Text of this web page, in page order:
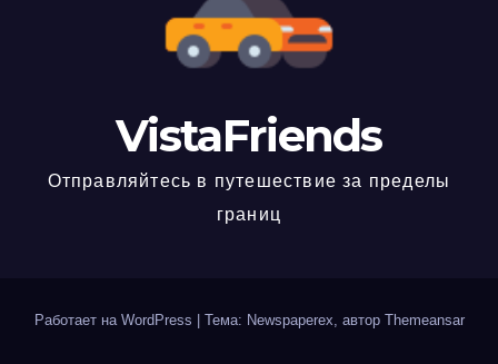
VistaFriends
Отправляйтесь в путешествие за пределы
границ
Работает на WordPress Тема: Newspaperex, автор Themeansar